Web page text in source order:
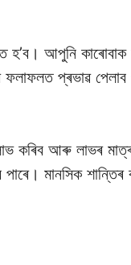
আপুনি কাৰোবাক
প্ৰভাৱ পেলাব
কৰিব আৰু লাভৰ
মানসিক